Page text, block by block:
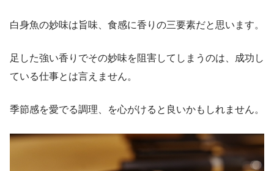
白身魚の妙味は旨味、食感に香りの三要素だと思います。
足した強い香りでその妙味を阻害してしまうのは、成功し
ている仕事とは言えません。
季節感を愛でる調理、を心がけると良いかもしれません。